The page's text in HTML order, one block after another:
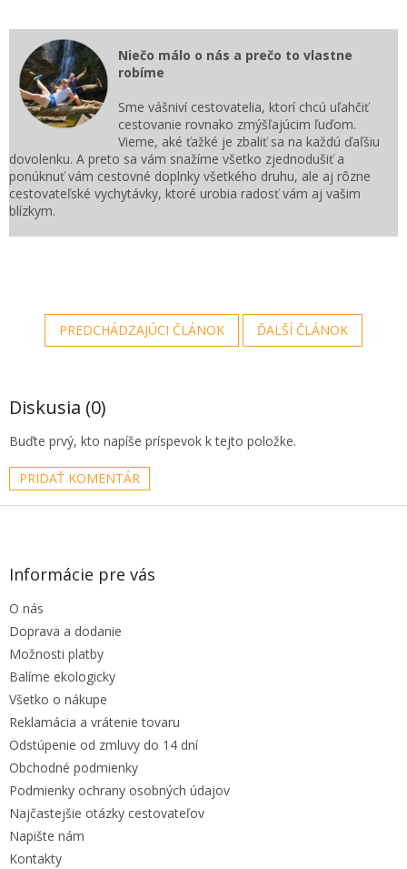
Niečo málo o nás a prečo to vlastne
robíme
Sme vášniví cestovatelia, ktorí chcú uľahčiť
cestovanie rovnako zmýšľajúcim ľuďom.
Vieme, aké ťažké je zbaliť sa na každú ďaľšiu
dovolenku. A preto sa vám snažíme všetko zjednodušiť a
ponúknuť vám cestovné doplnky všetkého druhu, ale aj rôzne
cestovateľské vychytávky, ktoré urobia radosť vám aj vašim
blízkym.
PREDCHÁDZAJÚCI ČLÁNOK ĎALŠÍ ČLÁNOK
Diskusia (0)
Buďte prvý, kto napíše príspevok k tejto položke.
PRIDAŤ KOMENTÁR
Z
Informácie pre vás
O nás
Doprava a dodanie
Možnosti platby
Balíme ekologicky
Všetko o nákupe
Reklamácia a vrátenie tovaru
Odstúpenie od zmluvy do 14 dní
Obchodné podmienky
Podmienky ochrany osobných údajov
Najčastejšie otázky cestovateľov
Napište nám
Kontakty